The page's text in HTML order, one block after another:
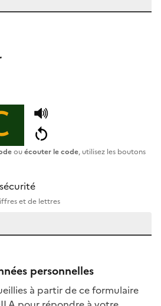
ouécouter le code, utilisez les boutons
et de lettres
personnelles
à partir de ce formulaire